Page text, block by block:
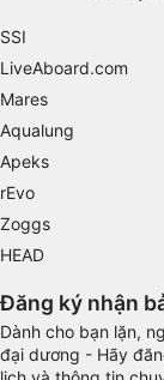
SSI
LiveAboard.com
Mares
Aqualung
Apeks
rEvo
Zoggs
HEAD
Đăng ký nhận
Dành cho bạn lặn,
đại dương - Hãy